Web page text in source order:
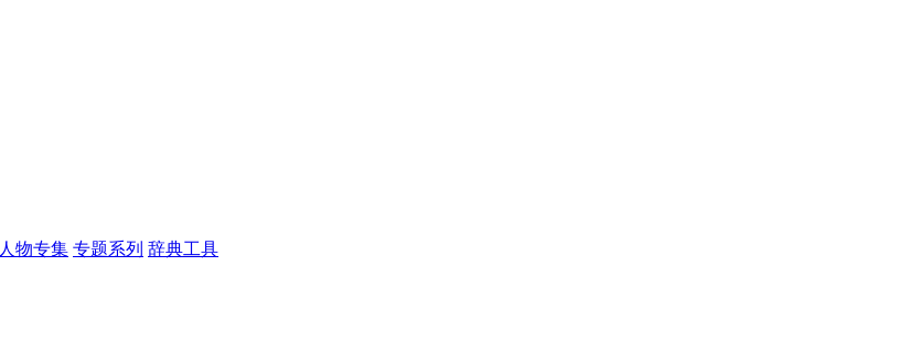
人物专集 专题系列 辞典工具